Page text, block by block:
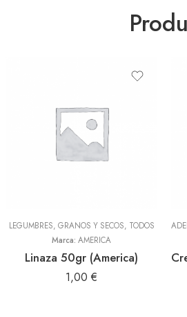
LEGUMBRES, GRANOS Y SECOS, TODOS
Marca: AMERICA
Linaza 50gr (America)
1,00 €